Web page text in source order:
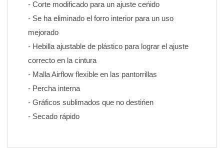
- Corte modificado para un ajuste ceńido
- Se ha eliminado el forro interior para un uso
mejorado
- Hebilla ajustable de plástico para lograr el ajuste
correcto en la cintura
- Malla Airflow flexible en las pantorrillas
- Percha interna
- Gráficos sublimados que no destińen
- Secado rápido